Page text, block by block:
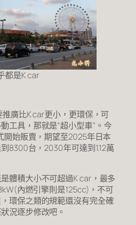
都是K car
廣比K car更小，更環保，可
工具，那就是“超小型車”。今
始販賣，期望至2025年日本
8300台，2030年可達到1.12萬
體積大小不可超過K car，最多
內燃引擎則是125cc)，不可
環保之類的規範還沒有完全確
況逐步修改吧。